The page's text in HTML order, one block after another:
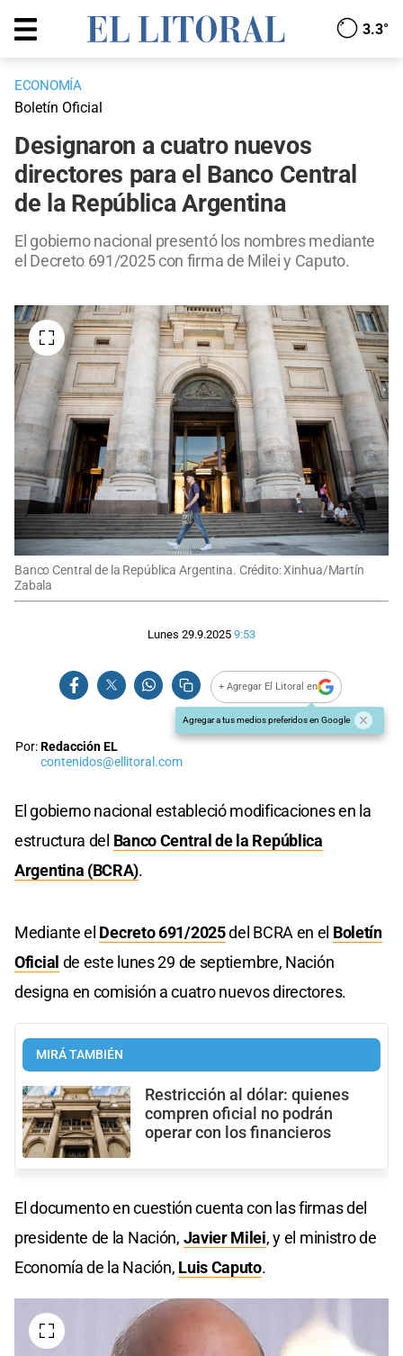
3.3°
ECONOMÍA
Boletín Oficial
Designaron a cuatro nuevos
directores para el Banco Central
de la República Argentina
El gobierno nacional presentó los nombres mediante
el Decreto 691/2025 con firma de Milei y Caputo.
Banco Central de la República Argentina. Crédito: Xinhua/Martín
Zabala
Lunes 29.9.2025 9:53
+ Agregar El Litoral en
Agregar a tus medios preferidos en Google
Por:Redacción EL
contenidos@ellitoral.com
El gobierno nacional estableció modificaciones en la
estructura del Banco Central de la República
Argentina (BCRA).
Mediante el Decreto 691/2025del BCRA en el Boletín
Oficial de este lunes 29 de septiembre, Nación
designa en comisión a cuatro nuevos directores.
MIRÁ TAMBIÉN
Restricción al dólar: quienes
compren oficial no podrán
operar con los financieros
El documento en cuestión cuenta con las firmas del
presidente de la Nación, Javier Milei, y el ministro de
Economía de la Nación, Luis Caputo.